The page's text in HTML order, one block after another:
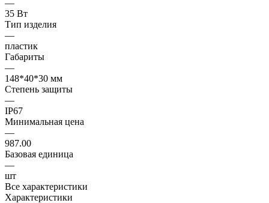
—
35 Вт
Тип изделия
—
пластик
Габариты
—
148*40*30 мм
Степень защиты
—
IP67
Минимальная цена
—
987.00
Базовая единица
—
шт
Все характеристики
Характеристики